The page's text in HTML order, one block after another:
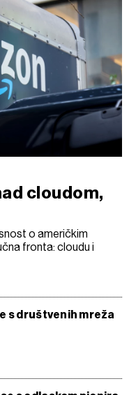
cloudom,
o američkim
fronta: cloudu i
s društvenih mreža